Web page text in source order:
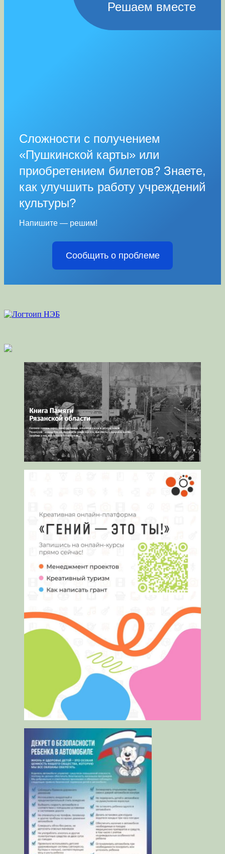
Решаем вместе
Сложности с получением
«Пушкинской карты» или
приобретением билетов? Знаете,
как улучшить работу учреждений
культуры?
Напишите — решим!
Сообщить о проблеме